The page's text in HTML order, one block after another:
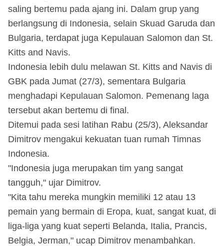
saling bertemu pada ajang ini. Dalam grup yang
berlangsung di Indonesia, selain Skuad Garuda dan
Bulgaria, terdapat juga Kepulauan Salomon dan St.
Kitts and Navis.
Indonesia lebih dulu melawan St. Kitts and Navis di
GBK pada Jumat (27/3), sementara Bulgaria
menghadapi Kepulauan Salomon. Pemenang laga
tersebut akan bertemu di final.
Ditemui pada sesi latihan Rabu (25/3), Aleksandar
Dimitrov mengakui kekuatan tuan rumah Timnas
Indonesia.
"Indonesia juga merupakan tim yang sangat
tangguh," ujar Dimitrov.
"Kita tahu mereka mungkin memiliki 12 atau 13
pemain yang bermain di Eropa, kuat, sangat kuat, di
liga-liga yang kuat seperti Belanda, Italia, Prancis,
Belgia, Jerman," ucap Dimitrov menambahkan.